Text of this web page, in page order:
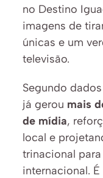
no Destino
imagens de
únicas e um
televisão.
Segundo
já gerou mais
de mídia,
local e
trinacional
internacional.